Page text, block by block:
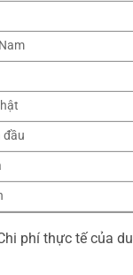
đầu
phí thực tế của